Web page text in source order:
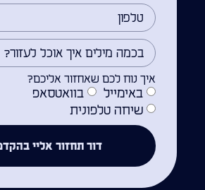
איך נוח לכם שאחזור אליכם?
באימייל
בוואטסאפ
שיחה טלפונית
דור תחזור אליי